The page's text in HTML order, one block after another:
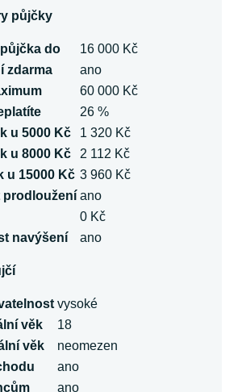
půjčky
do
16 000 Kč
zdarma
ano
60 000 Kč
26 %
u 5000 Kč
1 320 Kč
u 8000 Kč
2 112 Kč
u 15000 Kč 3 960 Kč
prodloužení ano
0 Kč
navýšení
ano
vysoké
věk
18
věk
neomezen
ano
ano